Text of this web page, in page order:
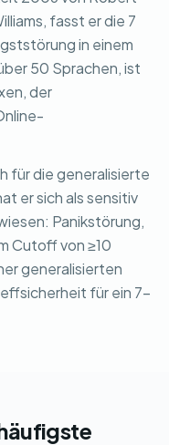
fasst er die 7
in einem
50 Sprachen, ist
der
für die generalisierte
er sich als sensitiv
Panikstörung,
Cutoff von ≥10
generalisierten
für ein 7-